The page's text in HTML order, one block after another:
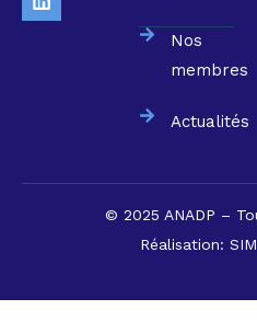
Nos
membres
Actualités
© 2025 ANADP –
Réalisation: